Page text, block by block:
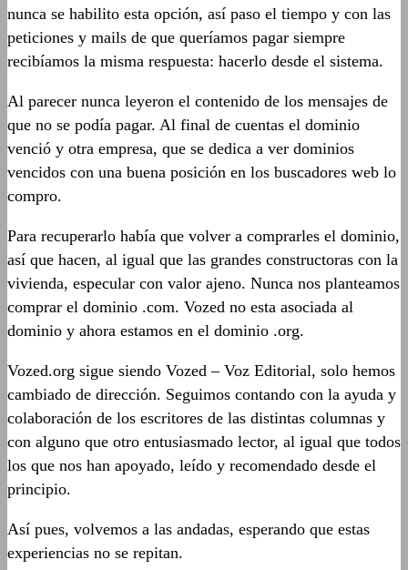
nunca se habilito esta opción, así paso el tiempo y con las
peticiones y mails de que queríamos pagar siempre
recibíamos la misma respuesta: hacerlo desde el sistema.
Al parecer nunca leyeron el contenido de los mensajes de
que no se podía pagar. Al final de cuentas el dominio
venció y otra empresa, que se dedica a ver dominios
vencidos con una buena posición en los buscadores web lo
compro.
Para recuperarlo había que volver a comprarles el dominio,
así que hacen, al igual que las grandes constructoras con la
vivienda, especular con valor ajeno. Nunca nos planteamos
comprar el dominio .com. Vozed no esta asociada al
dominio y ahora estamos en el dominio .org.
Vozed.org sigue siendo Vozed – Voz Editorial, solo hemos
cambiado de dirección. Seguimos contando con la ayuda y
colaboración de los escritores de las distintas columnas y
con alguno que otro entusiasmado lector, al igual que todos
los que nos han apoyado, leído y recomendado desde el
principio.
Así pues, volvemos a las andadas, esperando que estas
experiencias no se repitan.